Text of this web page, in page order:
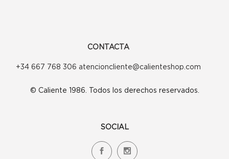
CONTACTA
+34 667 768 306 atencioncliente@calienteshop.com
© Caliente 1986. Todos los derechos reservados.
SOCIAL